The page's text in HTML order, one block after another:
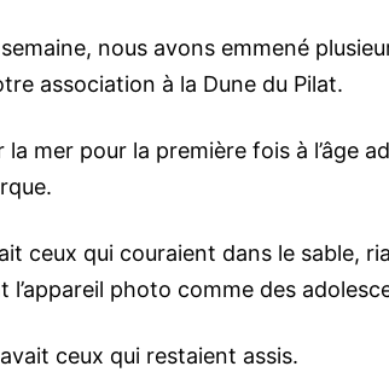
nous avons emmené
association à la Dune du Pilat.
la mer pour la première fois à l’âge
ceux qui couraient dans le sable,
l’appareil photo comme des
ceux qui restaient assis.